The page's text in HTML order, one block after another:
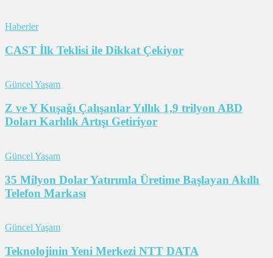
Haberler
CAST İlk Teklisi ile Dikkat Çekiyor
Güncel Yaşam
Z ve Y Kuşağı Çalışanlar Yıllık 1,9 trilyon ABD
Doları Karlılık Artışı Getiriyor
Güncel Yaşam
35 Milyon Dolar Yatırımla Üretime Başlayan Akıllı
Telefon Markası
Güncel Yaşam
Teknolojinin Yeni Merkezi NTT DATA